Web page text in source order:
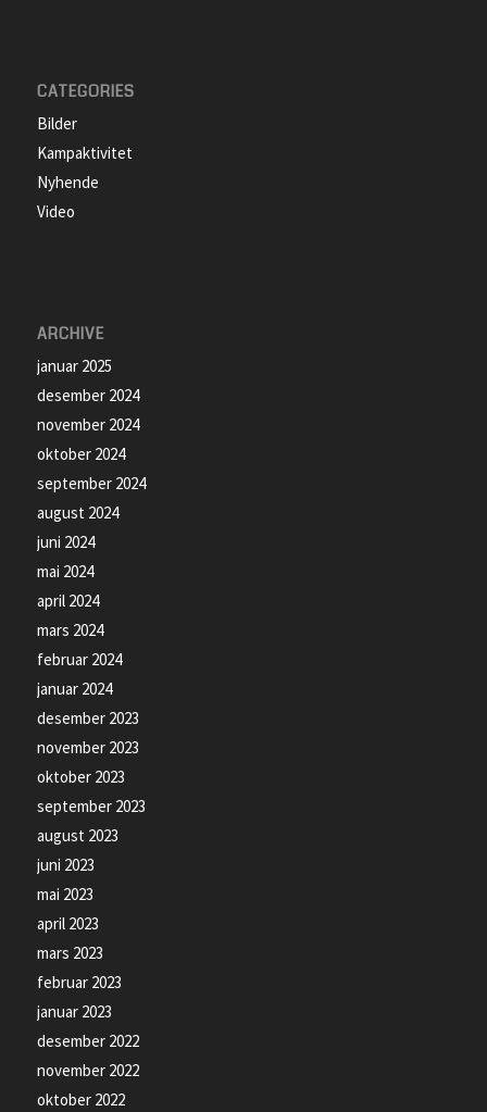
CATEGORIES
Bilder
Kampaktivitet
Nyhende
Video
ARCHIVE
januar 2025
desember 2024
november 2024
oktober 2024
september 2024
august 2024
juni 2024
mai 2024
april 2024
mars 2024
februar 2024
januar 2024
desember 2023
november 2023
oktober 2023
september 2023
august 2023
juni 2023
mai 2023
april 2023
mars 2023
februar 2023
januar 2023
desember 2022
november 2022
oktober 2022